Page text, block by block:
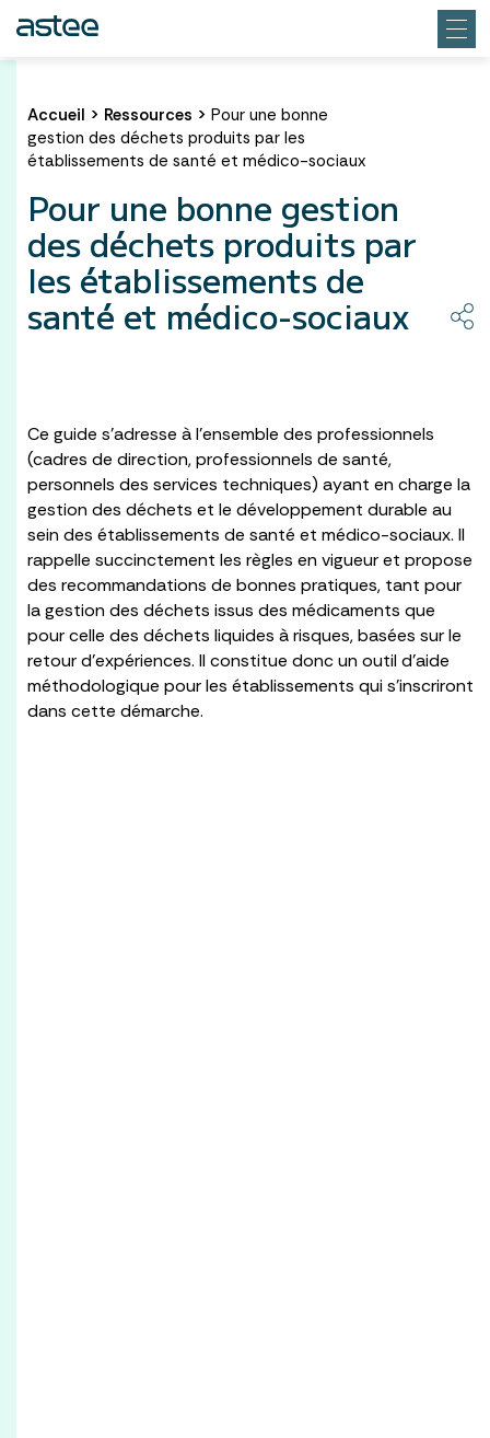
Accueil > Ressources > Pour une bonne
gestion des déchets produits par les
établissements de santé et médico-sociaux
Pour une bonne gestion
des déchets produits par
les établissements de
santé et médico-sociaux
​Ce guide s’adresse à l’ensemble des professionnels
(cadres de direction, professionnels de santé,
personnels des services techniques) ayant en charge la
gestion des déchets et le développement durable au
sein des établissements de santé et médico-sociaux. Il
rappelle succinctement les règles en vigueur et propose
des recommandations de bonnes pratiques, tant pour
la gestion des déchets issus des médicaments que
pour celle des déchets liquides à risques, basées sur le
retour d’expériences. Il constitue donc un outil d’aide
méthodologique pour les établissements qui s’inscriront
dans cette démarche.